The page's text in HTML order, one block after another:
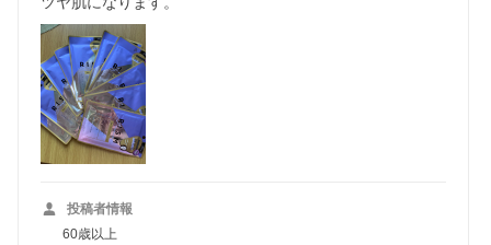
投稿者情報
60歳以上